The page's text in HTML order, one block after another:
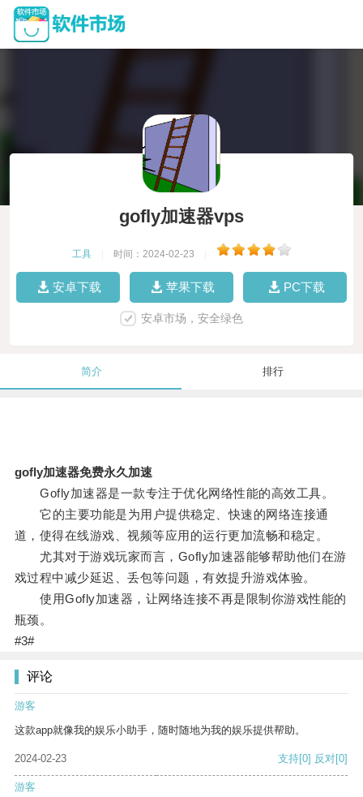
gofly加速器vps
工具 时间：2024-02-23
安卓下载 苹果下载 PC下载
安卓市场，安全绿色
简介 排行
gofly加速器免费永久加速
Gofly加速器是一款专注于优化网络性能的高效工具。
它的主要功能是为用户提供稳定、快速的网络连接通
道，使得在线游戏、视频等应用的运行更加流畅和稳定。
尤其对于游戏玩家而言，Gofly加速器能够帮助他们在游
戏过程中减少延迟、丢包等问题，有效提升游戏体验。
使用Gofly加速器，让网络连接不再是限制你游戏性能的
瓶颈。
#3#
评论
游客
这款app就像我的娱乐小助手，随时随地为我的娱乐提供帮助。
2024-02-23 支持[0] 反对[0]
游客